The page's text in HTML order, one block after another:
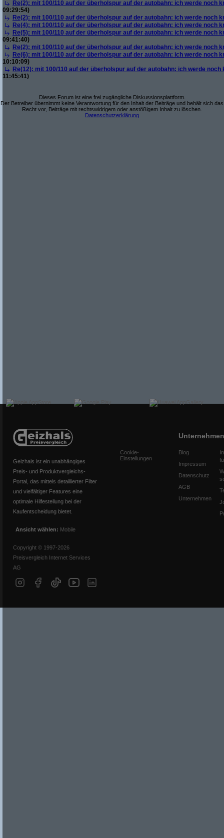
Re(2): mit 100/110 auf der überholspur auf der autobahn: ich werde noch
09:29:54)
Re(2): mit 100/110 auf der überholspur auf der autobahn: ich werde noch
Re(4): mit 100/110 auf der überholspur auf der autobahn: ich werde noch
Re(5): mit 100/110 auf der überholspur auf der autobahn: ich werde noch
09:41:40)
Re(2): mit 100/110 auf der überholspur auf der autobahn: ich werde noch
Re(6): mit 100/110 auf der überholspur auf der autobahn: ich werde noch
10:10:09)
Re(12): mit 100/110 auf der überholspur auf der autobahn: ich werde noch
11:45:41)
Dieses Forum ist eine frei zugängliche Diskussionsplattform.
Der Betreiber übernimmt keine Verantwortung für den Inhalt der Beiträge und behält sich das
Recht vor, Beiträge mit rechtswidrigem oder anstößigem Inhalt zu löschen.
Datenschutzerklärung
Geizhals ist ein unabhängiges
Preis- und Produktvergleichs-
Portal, das mittels detaillierter Filter
und vielfältiger Features eine
optimale Hilfestellung bei der
Kaufentscheidung bietet.
Ansicht wählen: Mobile
Copyright © 1997-2026
Preisvergleich Internet Services
AG
Cookie-
Einstellungen
Unternehmen
Blog
Impressum
Datenschutz
AGB
Unternehmen